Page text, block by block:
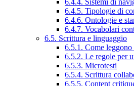
6.4.4. Sistemi di
6.4.5. Tipologie di
6.4.6. Ontologie e
6.4.7. Vocabolari
6.5. Scrittura e linguaggio
6.5.1. Come
6.5.2. Le regole per
6.5.3. Microtesti
6.5.4. Scrittura
6.5.5. Content